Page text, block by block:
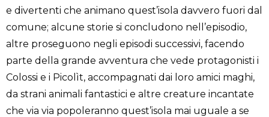
e divertenti che animano quest’isola davvero fuori dal
comune; alcune storie si concludono nell’episodio,
altre proseguono negli episodi successivi, facendo
parte della grande avventura che vede protagonisti i
Colossi e i Picolìt, accompagnati dai loro amici maghi,
da strani animali fantastici e altre creature incantate
che via via popoleranno quest’isola mai uguale a se